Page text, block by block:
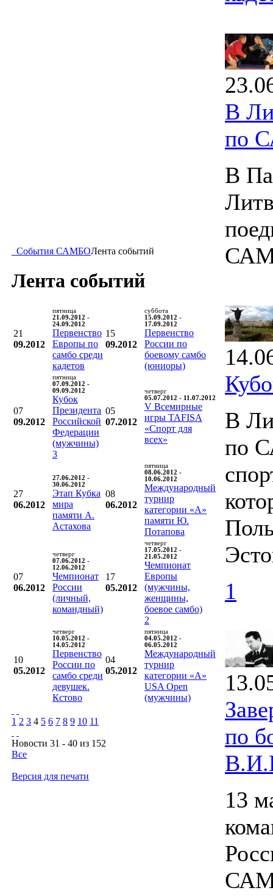
События САМБОЛента событий
Лента событий
21
09.2012
пятница
21.09.2012 -
24.09.2012
Первенство
Европы по
самбо среди
кадетов
15
09.2012
суббота
15.09.2012 -
17.09.2012
Первенство
России по
боевому самбо
(юниоры)
07
09.2012
пятница
07.09.2012 -
09.09.2012
Кубок
Президента
Российской
Федерации
(мужчины)
3
05
07.2012
четверг
05.07.2012 - 11.07.2012
V Всемирные
игры TAFISA
«Спорт для
всех»
27
06.2012
27.06.2012 -
30.06.2012
Этап Кубка
мира
памяти А.
Астахова
08
06.2012
пятница
08.06.2012 -
10.06.2012
Международный
турнир
категории «А»
памяти Ю.
Потапова
07
06.2012
четверг
07.06.2012 -
12.06.2012
Чемпионат
России
(личный,
командный)
17
05.2012
четверг
17.05.2012 -
21.05.2012
Чемпионат
Европы
(мужчины,
женщины,
боевое самбо)
2
10
05.2012
четверг
10.05.2012 -
14.05.2012
Первенство
России по
самбо среди
девушек.
Кстово
04
05.2012
пятница
04.05.2012 -
06.05.2012
Международный
турнир
категории «А»
USA Open
(мужчины)
1 2 3 4 5 6 7 8 9 10 11
Новости 31 - 40 из 152
Все
Версия для печати
В
по
В
В
по
1
по
13